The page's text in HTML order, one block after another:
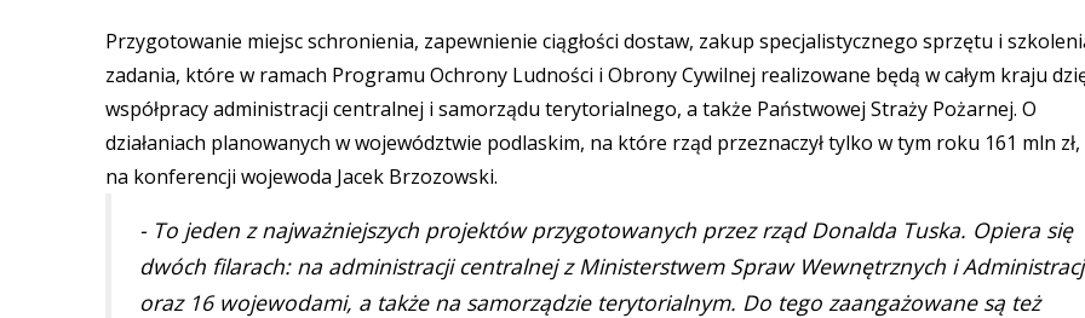
Przygotowanie miejsc schronienia, zapewnienie ciągłości dostaw, zakup specjalistycznego sprzętu i
zadania, które w ramach Programu Ochrony Ludności i Obrony Cywilnej realizowane będą w całym kraju
współpracy administracji centralnej i samorządu terytorialnego, a także Państwowej Straży Pożarnej. O
działaniach planowanych w województwie podlaskim, na które rząd przeznaczył tylko w tym roku 161 mln zł,
na konferencji wojewoda Jacek Brzozowski.
- To jeden z najważniejszych projektów przygotowanych przez rząd Donalda Tuska. Opiera się
dwóch filarach: na administracji centralnej z Ministerstwem Spraw Wewnętrznych i
oraz 16 wojewodami, a także na samorządzie terytorialnym. Do tego zaangażowane są też